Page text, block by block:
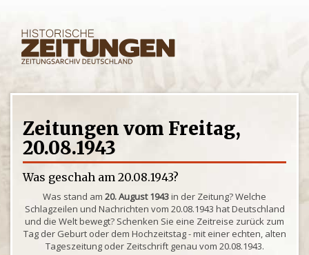
Zeitungen vom Freitag,
20.08.1943
Was geschah am 20.08.1943?
Was stand am 20. August 1943in der Zeitung? Welche
Schlagzeilen und Nachrichten vom 20.08.1943 hat Deutschland
und die Welt bewegt? Schenken Sie eine Zeitreise zurück zum
Tag der Geburt oder dem Hochzeitstag - mit einer echten, alten
Tageszeitung oder Zeitschrift genau vom 20.08.1943.